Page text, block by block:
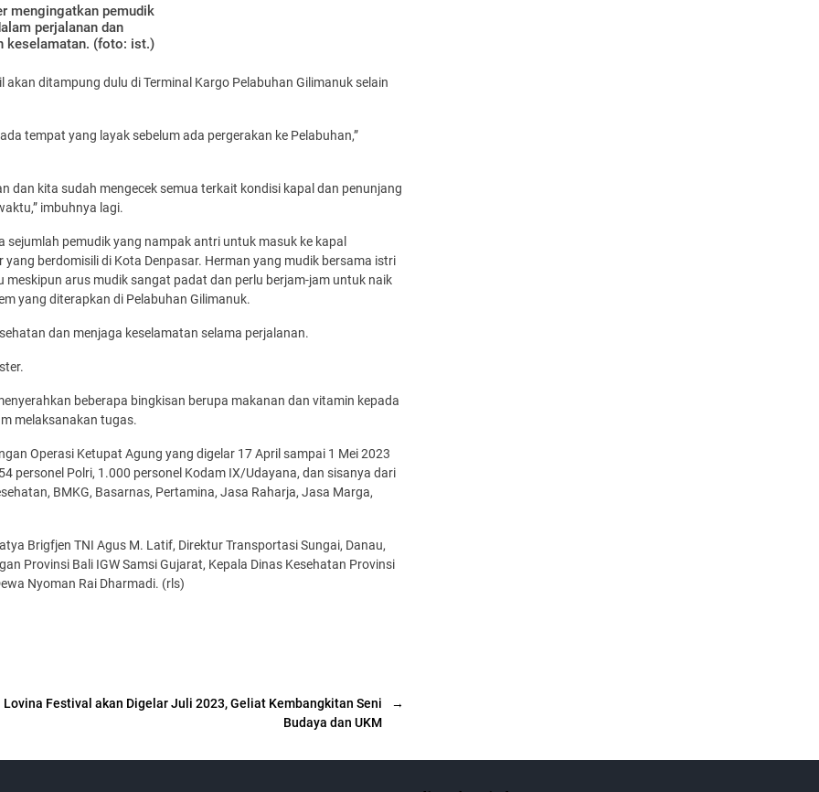
mengingatkan pemudik
perjalanan dan
keselamatan. (foto: ist.)
ditampung dulu di Terminal Kargo Pelabuhan Gilimanuk selain
tempat yang layak sebelum ada pergerakan ke Pelabuhan,”
dan kita sudah mengecek semua terkait kondisi kapal dan penunjang
imbuhnya lagi.
pemudik yang nampak antri untuk masuk ke kapal
berdomisili di Kota Denpasar. Herman yang mudik bersama istri
arus mudik sangat padat dan perlu berjam-jam untuk naik
yang diterapkan di Pelabuhan Gilimanuk.
dan menjaga keselamatan selama perjalanan.
beberapa bingkisan berupa makanan dan vitamin kepada
melaksanakan tugas.
Operasi Ketupat Agung yang digelar 17 April sampai 1 Mei 2023
personel Polri, 1.000 personel Kodam IX/Udayana, dan sisanya dari
BMKG, Basarnas, Pertamina, Jasa Raharja, Jasa Marga,
Brigfjen TNI Agus M. Latif, Direktur Transportasi Sungai, Danau,
Provinsi Bali IGW Samsi Gujarat, Kepala Dinas Kesehatan Provinsi
Nyoman Rai Dharmadi. (rls)
→
Lovina Festival akan Digelar Juli 2023, Geliat Kembangkitan Seni
Budaya dan UKM